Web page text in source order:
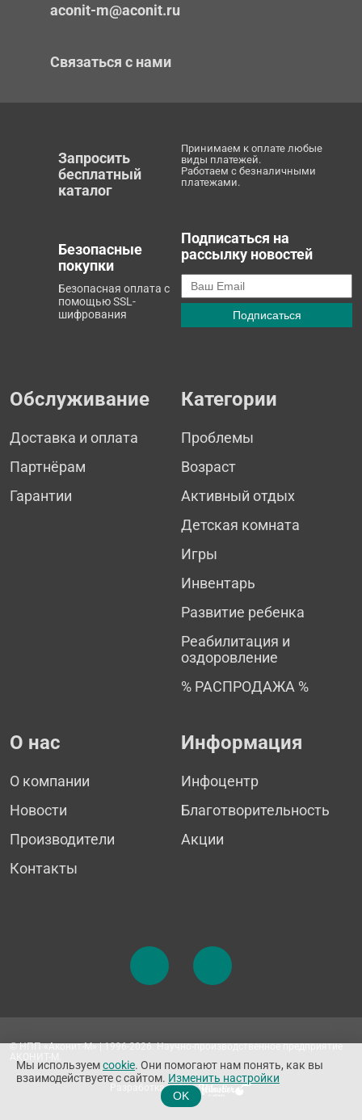
aconit-m@aconit.ru
Связаться с нами
Запросить
бесплатный
каталог
Принимаем к оплате любые
виды платежей.
Работаем с безналичными
платежами.
Безопасные
покупки
Безопасная оплата с
помощью SSL-
шифрования
Подписаться на
рассылку новостей
Обслуживание
Доставка и оплата
Партнёрам
Гарантии
Категории
Проблемы
Возраст
Активный отдых
Детская комната
Игры
Инвентарь
Развитие ребенка
Реабилитация и
оздоровление
% РАСПРОДАЖА %
О нас
О компании
Новости
Производители
Контакты
Информация
Инфоцентр
Благотворительность
Акции
© НПП «Аконит-М» | 1996-2026. Научно-производственное предприятие
Разработка сайта
Мы используемcookie. Они помогают нам понять, как вы
взаимодействуете с сайтом. Изменить настройки
OK